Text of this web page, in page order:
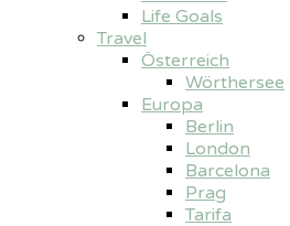
Life Goals
Travel
Österreich
Wörthersee
Europa
Berlin
London
Barcelona
Prag
Tarifa